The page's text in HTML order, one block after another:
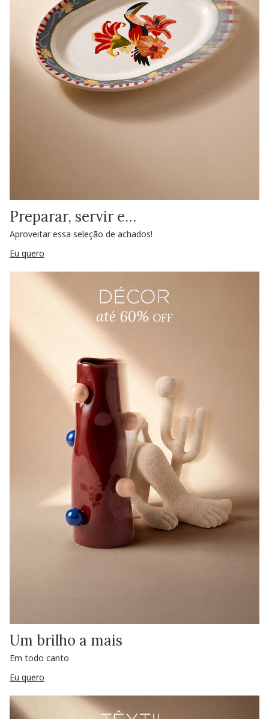
Preparar, servir e…
Aproveitar essa seleção de achados!
Eu quero
Um brilho a mais
Em todo canto
Eu quero